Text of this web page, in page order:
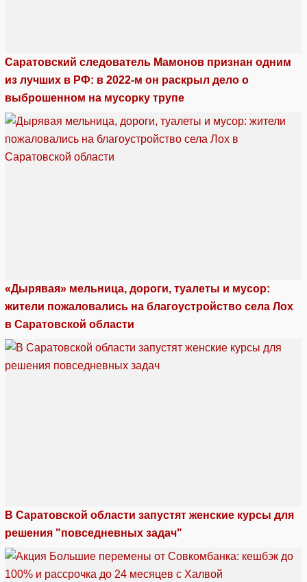
Саратовский следователь Мамонов признан одним
из лучших в РФ: в 2022-м он раскрыл дело о
выброшенном на мусорку трупе
«Дырявая» мельница, дороги, туалеты и мусор:
жители пожаловались на благоустройство села Лох
в Саратовской области
В Саратовской области запустят женские курсы для
решения "повседневных задач"